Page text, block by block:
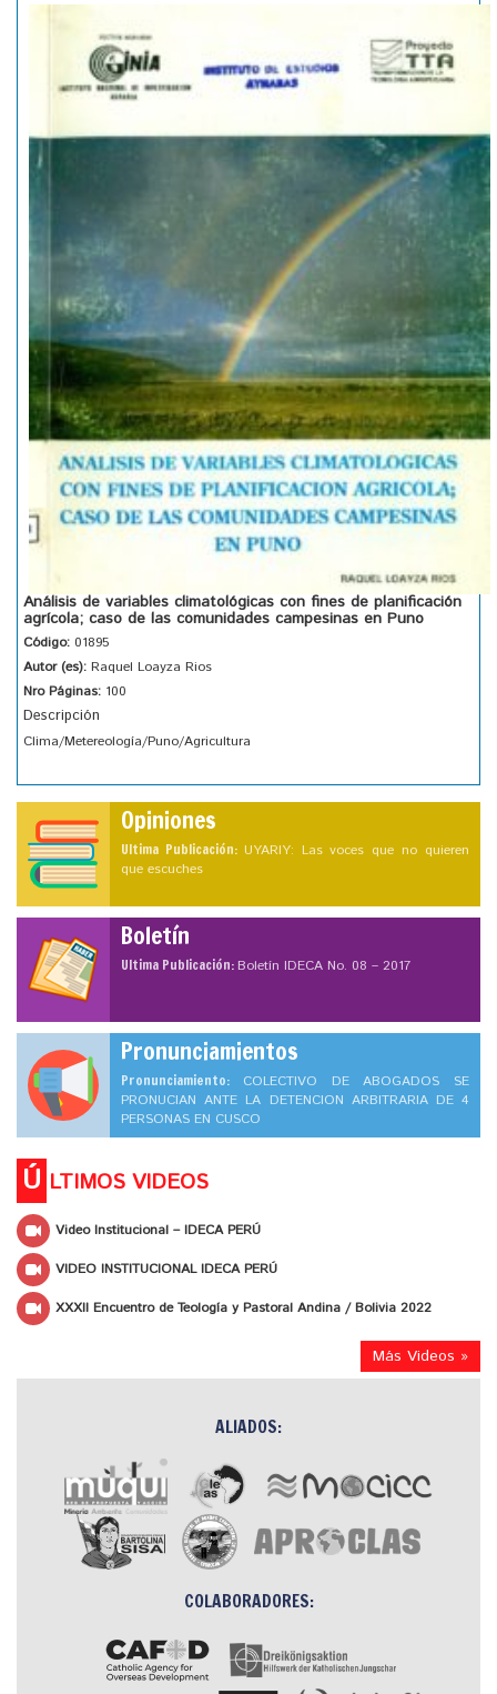
Análisis de variables climatológicas con fines de planificación
agrícola; caso de las comunidades campesinas en Puno
Código: 01895
Autor (es): Raquel Loayza Rios
Nro Páginas: 100
Descripción
Clima/Metereología/Puno/Agricultura
Opiniones
Ultima Publicación: UYARIY: Las voces que no quieren
que escuches
Boletín
Ultima Publicación:Boletín IDECA No. 08 – 2017
Pronunciamientos
Pronunciamiento: COLECTIVO DE ABOGADOS SE
PRONUCIAN ANTE LA DETENCION ARBITRARIA DE 4
PERSONAS EN CUSCO
Ú LTIMOS VIDEOS
Video Institucional – IDECA PERÚ
VIDEO INSTITUCIONAL IDECA PERÚ
XXXII Encuentro de Teología y Pastoral Andina / Bolivia 2022
Más Videos »
ALIADOS:
COLABORADORES: